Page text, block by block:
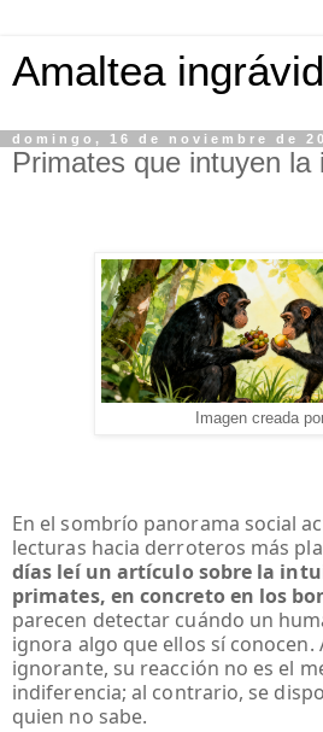
Amaltea
domingo, 16 de noviembre de
Primates que intuyen la
Imagen creada
En el sombrío panorama social
lecturas hacia derroteros más
días leí un artículo sobre la
primates, en concreto en los
parecen detectar cuándo un
ignora algo que ellos sí
ignorante, su reacción no es el
indiferencia; al contrario, se
quien no sabe.